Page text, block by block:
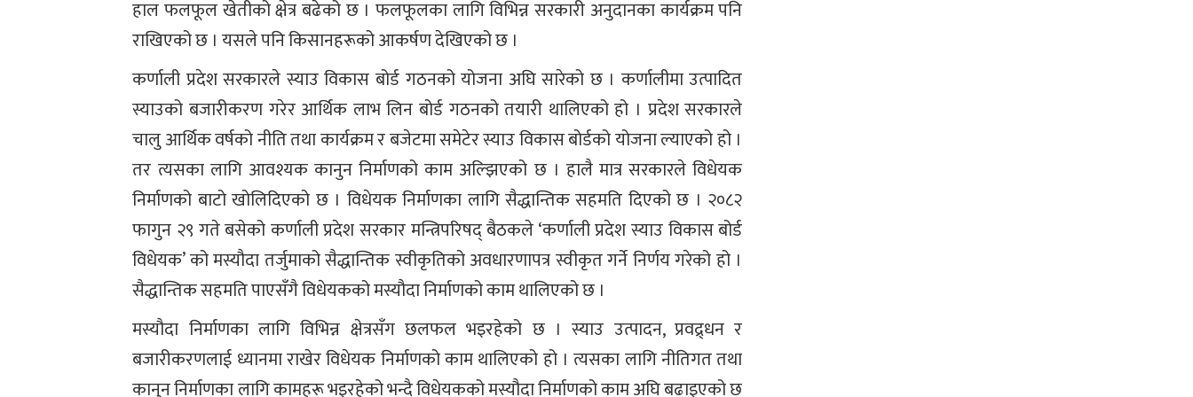
हाल फलफूल खेतीको क्षेत्र बढेको छ । फलफूलका लागि विभिन्न सरकारी अनुदानका कार्यक्रम पनि
राखिएको छ । यसले पनि किसानहरूको आकर्षण देखिएको छ ।
कर्णाली प्रदेश सरकारले स्याउ विकास बोर्ड गठनको योजना अघि सारेको छ । कर्णालीमा उत्पादित
स्याउको बजारीकरण गरेर आर्थिक लाभ लिन बोर्ड गठनको तयारी थालिएको हो । प्रदेश सरकारले
चालु आर्थिक वर्षको नीति तथा कार्यक्रम र बजेटमा समेटेर स्याउ विकास बोर्डको योजना ल्याएको हो ।
तर त्यसका लागि आवश्यक कानुन निर्माणको काम अल्झिएको छ । हालै मात्र सरकारले विधेयक
निर्माणको बाटो खोलिदिएको छ । विधेयक निर्माणका लागि सैद्धान्तिक सहमति दिएको छ । २०८२
फागुन २९ गते बसेको कर्णाली प्रदेश सरकार मन्त्रिपरिषद् बैठकले ‘कर्णाली प्रदेश स्याउ विकास बोर्ड
विधेयक’ को मस्यौदा तर्जुमाको सैद्धान्तिक स्वीकृतिको अवधारणापत्र स्वीकृत गर्ने निर्णय गरेको हो ।
सैद्धान्तिक सहमति पाएसँगै विधेयकको मस्यौदा निर्माणको काम थालिएको छ ।
मस्यौदा निर्माणका लागि विभिन्न क्षेत्रसँग छलफल भइरहेको छ । स्याउ उत्पादन, प्रवद्र्धन र
बजारीकरणलाई ध्यानमा राखेर विधेयक निर्माणको काम थालिएको हो । त्यसका लागि नीतिगत तथा
कानुन निर्माणका लागि कामहरू भइरहेको भन्दै विधेयकको मस्यौदा निर्माणको काम अघि बढाइएको छ